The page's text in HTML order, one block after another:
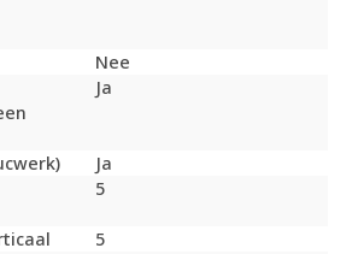
Nee
Ja
Ja
5
5